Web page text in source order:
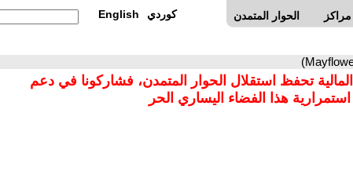
الحوار المتمدن مراكز English كوردي
تحفظ استقلال الحوار المتمدن، فشاركونا في دعم
استمرارية هذا الفضاء اليساري الحر